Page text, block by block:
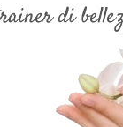
di